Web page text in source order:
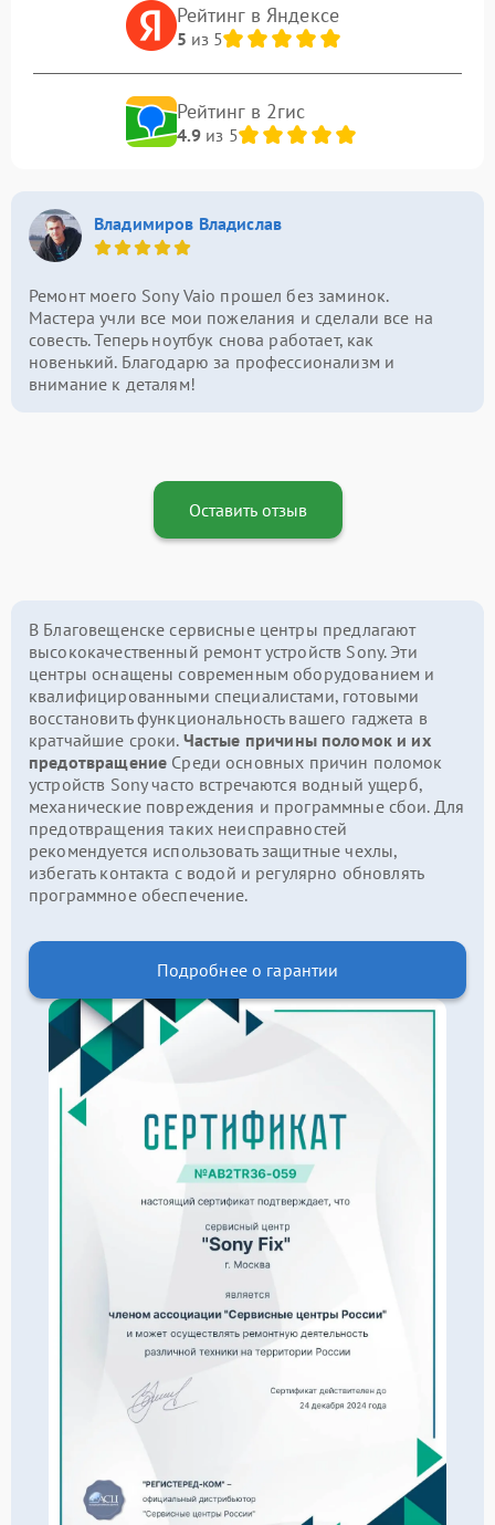
Рейтинг в Яндексе
5 из 5
Рейтинг в 2гис
4.9из 5
Владимиров Владислав
Ремонт моего Sony Vaio прошел без заминок.
Мастера учли все мои пожелания и сделали все на
совесть. Теперь ноутбук снова работает, как
новенький. Благодарю за профессионализм и
внимание к деталям!
Оставить отзыв
В Благовещенске сервисные центры предлагают
высококачественный ремонт устройств Sony. Эти
центры оснащены современным оборудованием и
квалифицированными специалистами, готовыми
восстановить функциональность вашего гаджета в
кратчайшие сроки. Частые причины поломок и их
предотвращение Среди основных причин поломок
устройств Sony часто встречаются водный ущерб,
механические повреждения и программные сбои. Для
предотвращения таких неисправностей
рекомендуется использовать защитные чехлы,
избегать контакта с водой и регулярно обновлять
программное обеспечение.
Подробнее о гарантии